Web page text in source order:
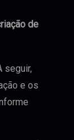
de
seguir,
e os